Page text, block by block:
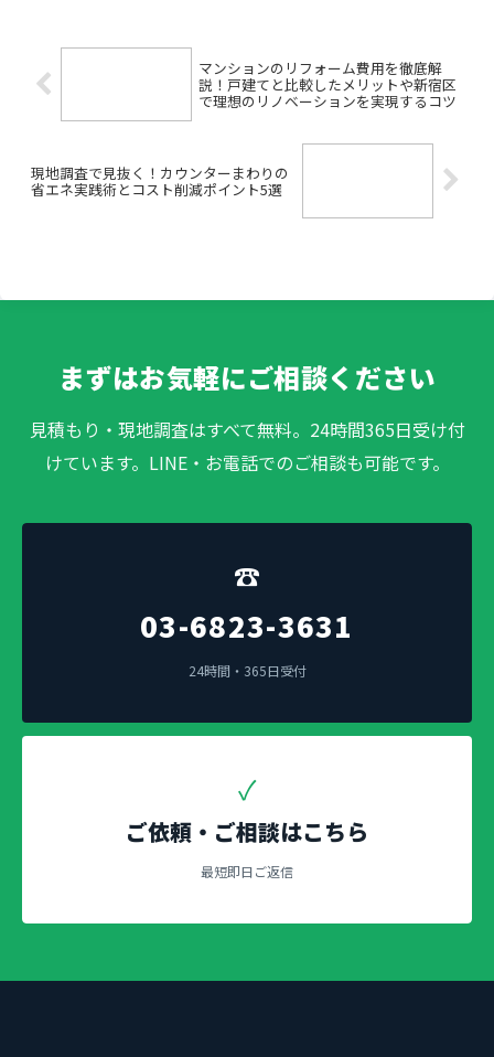
マンションのリフォーム費用を徹底解
説！戸建てと比較したメリットや新宿区
で理想のリノベーションを実現するコツ
現地調査で見抜く！カウンターまわりの
省エネ実践術とコスト削減ポイント5選
まずはお気軽にご相談ください
見積もり・現地調査はすべて無料。24時間365日受け付
けています。LINE・お電話でのご相談も可能です。
☎
03-6823-3631
24時間・365日受付
✓
ご依頼・ご相談はこちら
最短即日ご返信